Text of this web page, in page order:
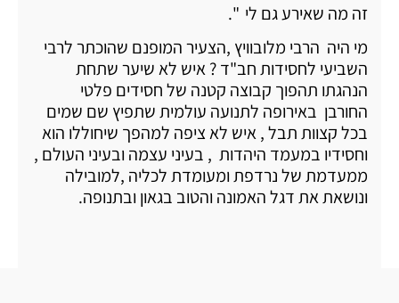
זה מה שאירע גם לי ".
מי היה הרבי מלובוויץ ,הצעיר המופנם שהוכתר לרבי
השביעי לחסידות חב"ד ? איש לא שיער שתחת
הנהגתו תהפוך קבוצה קטנה של חסידים פלטי
החורבן באירופה לתנועה עולמית שתפיץ שם שמים
בכל קצוות תבל , איש לא ציפה למהפך שיחוללו הוא
וחסידיו במעמד היהדות , בעיני עצמה ובעיני העולם ,
ממעדמת של נרדפת ומעומדת לכליה ,למובילה
ונושאת את דגל האמונה והטוב בגאון ובתנופה.